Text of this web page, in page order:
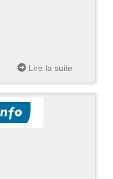
Lire la suite